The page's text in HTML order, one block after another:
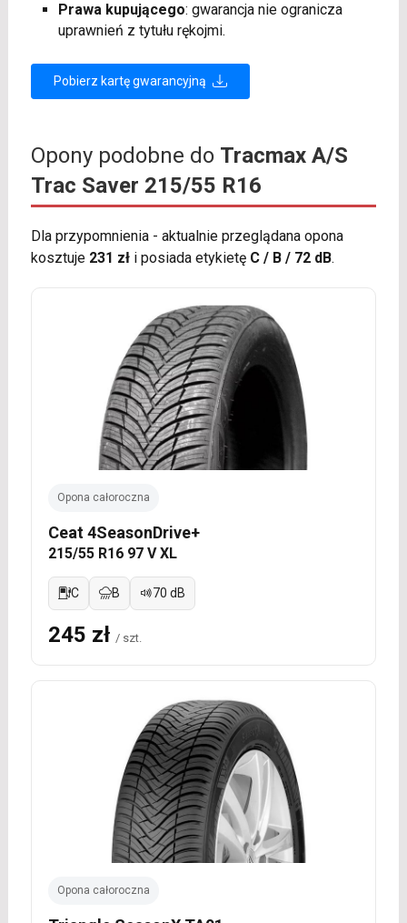
Prawa kupującego: gwarancja nie ogranicza
uprawnień z tytułu rękojmi.
Pobierz kartę gwarancyjną
Opony podobne do Tracmax A/S
Trac Saver 215/55 R16
Dla przypomnienia - aktualnie przeglądana opona
kosztuje 231 złi posiada etykietę C / B / 72 dB.
Opona całoroczna
Ceat 4SeasonDrive+
215/55 R16 97 V XL
C B 70 dB
245 zł / szt.
Opona całoroczna